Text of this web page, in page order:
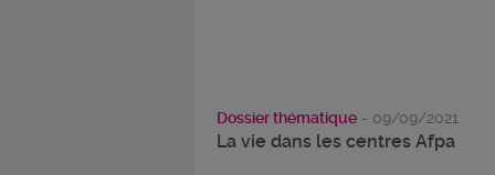
Dossier thématique - 09/09/2021
La vie dans les centres Afpa